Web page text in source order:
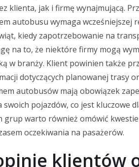
klienta, jak i firmę wynajmującą.
autobusu wymaga wcześniejszej
kiedy zapotrzebowanie na
na to, że niektóre firmy mogą
w branży. Klient powinien także
dotyczących planowanej trasy
autobusów mają obowiązek
swoich pojazdów, co jest kluczowe
grup warto również omówić
oczekiwania na pasażerów.
klientów